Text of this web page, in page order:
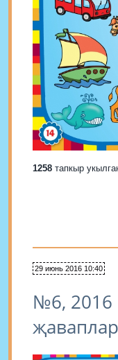
1258 тапкыр
29 июнь 2016 10:40
№6, 2016